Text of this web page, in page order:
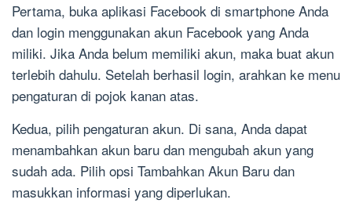
Pertama, buka aplikasi Facebook di smartphone Anda
dan login menggunakan akun Facebook yang Anda
miliki. Jika Anda belum memiliki akun, maka buat akun
terlebih dahulu. Setelah berhasil login, arahkan ke menu
pengaturan di pojok kanan atas.
Kedua, pilih pengaturan akun. Di sana, Anda dapat
menambahkan akun baru dan mengubah akun yang
sudah ada. Pilih opsi Tambahkan Akun Baru dan
masukkan informasi yang diperlukan.